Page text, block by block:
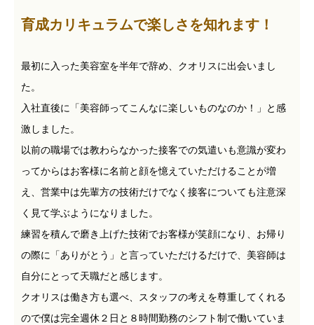
育成カリキュラムで楽しさを知れます！
最初に入った美容室を半年で辞め、クオリスに出会いまし
た。
入社直後に「美容師ってこんなに楽しいものなのか！」と感
激しました。
以前の職場では教わらなかった接客での気遣いも意識が変わ
ってからはお客様に名前と顔を憶えていただけることが増
え、営業中は先輩方の技術だけでなく接客についても注意深
く見て学ぶようになりました。
練習を積んで磨き上げた技術でお客様が笑顔になり、お帰り
の際に「ありがとう」と言っていただけるだけで、美容師は
自分にとって天職だと感じます。
クオリスは働き方も選べ、スタッフの考えを尊重してくれる
ので僕は完全週休２日と８時間勤務のシフト制で働いていま